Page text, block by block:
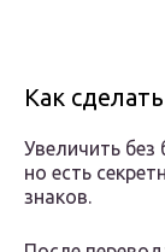
Как
Увеличить без
но есть
знаков.